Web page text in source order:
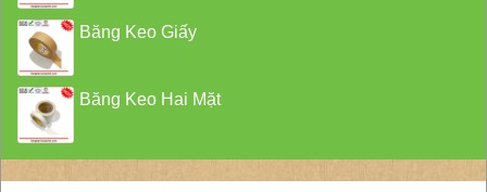
Băng Keo Giấy
Băng Keo Hai Mặt